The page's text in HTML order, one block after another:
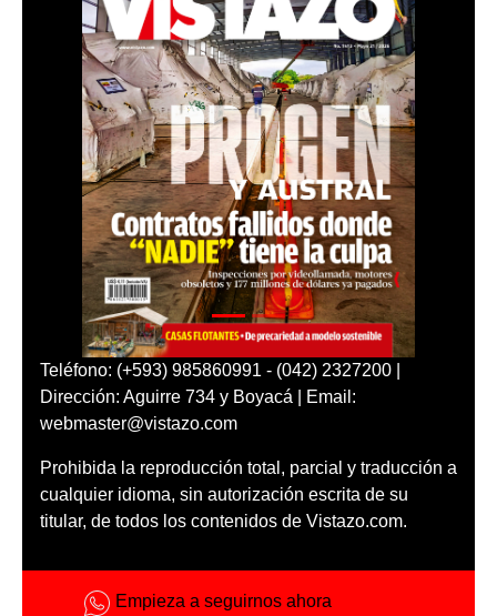
Teléfono: (+593) 985860991 - (042) 2327200 |
Dirección: Aguirre 734 y Boyacá | Email:
webmaster@vistazo.com
Prohibida la reproducción total, parcial y traducción a
cualquier idioma, sin autorización escrita de su
titular, de todos los contenidos de Vistazo.com.
Empieza a seguirnos ahora